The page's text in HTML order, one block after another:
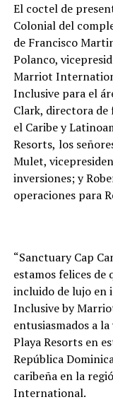
El coctel de
Colonial del
de Francisco
Polanco,
Marriot
Inclusive para el
Clark, directora
el Caribe y
Resorts, los
Mulet,
inversiones; y
operaciones para
“Sanctuary Cap
estamos felices de
incluido de lujo
Inclusive by
entusiasmados a
Playa Resorts en
República
caribeña en la
International.